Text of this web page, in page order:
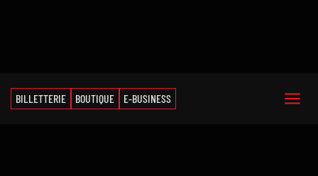
BILLETTERIE BOUTIQUE E-BUSINESS